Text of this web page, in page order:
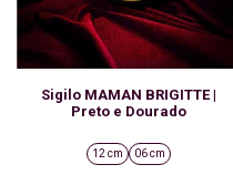
Sigilo MAMAN BRIGITTE |
Preto e Dourado
12 cm 06 cm